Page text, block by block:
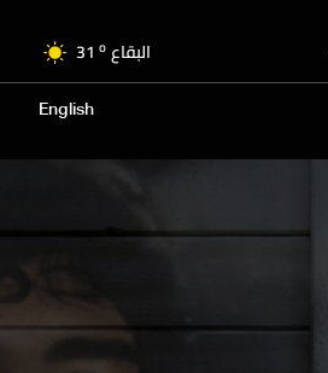
البقاع 31 o
الجنوب 29o
31
جبل لبنان 29o
متن
English